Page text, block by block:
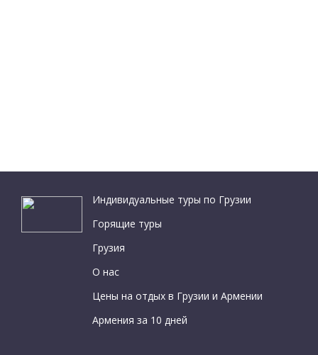
Индивидуальные туры по Грузии
Горящие туры
Грузия
О нас
Цены на отдых в Грузии и Армении
Армения за 10 дней